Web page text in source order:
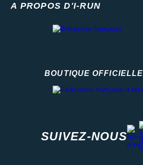
A PROPOS D'I-RUN
BOUTIQUE
SUIVEZ-NOUS